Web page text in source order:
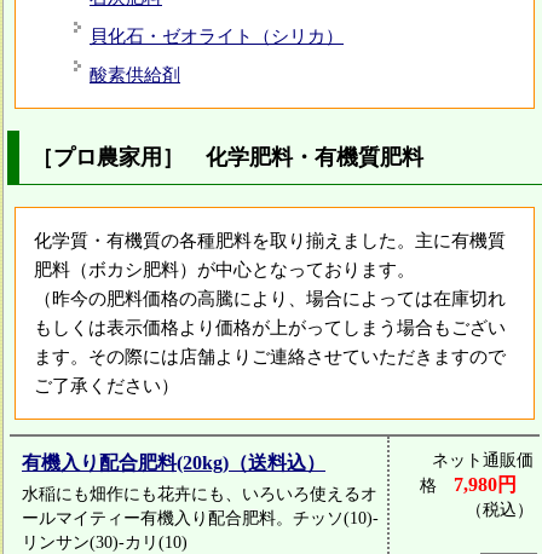
貝化石・ゼオライト（シリカ）
酸素供給剤
［プロ農家用］ 化学肥料・有機質肥料
化学質・有機質の各種肥料を取り揃えました。主に有機質
肥料（ボカシ肥料）が中心となっております。
（昨今の肥料価格の高騰により、場合によっては在庫切れ
もしくは表示価格より価格が上がってしまう場合もござい
ます。その際には店舗よりご連絡させていただきますので
ご了承ください）
有機入り配合肥料(20kg)（送料込）
水稲にも畑作にも花卉にも、いろいろ使えるオ
ールマイティー有機入り配合肥料。チッソ(10)-
リンサン(30)-カリ(10)
ネット通販価
格 7,980円
（税込）